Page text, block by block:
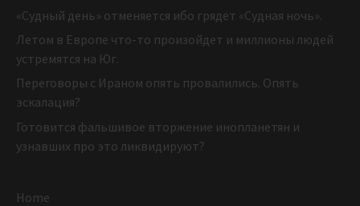
«Судный день» отменяется ибо грядет «Судная ночь».
Летом в Европе что-то произойдет и миллионы людей
устремятся на Юг.
Переговоры с Ираном опять провалились. Опять
эскалация?
Готовится фальшивое вторжение инопланетян и
узнавших про это ликвидируют?
Home